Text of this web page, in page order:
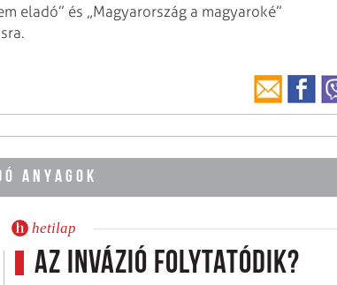
eladó” és „Magyarország a magyaroké”
ANYAGOK
hetilap
Az invázió folytatódik?